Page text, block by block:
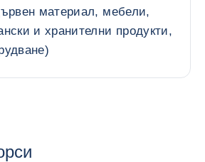
материал, мебели,
и хранителни продукти,